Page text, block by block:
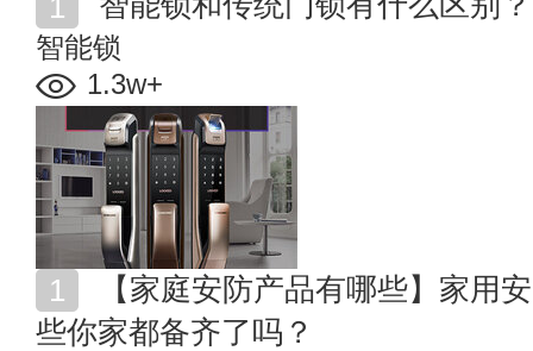
智能锁
1.3w+
些你家都备齐了吗？